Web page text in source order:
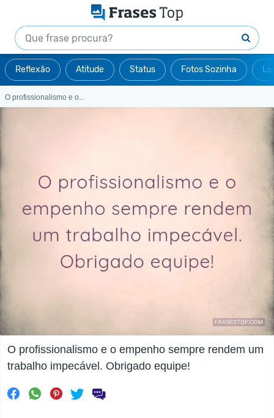
Reflexão Atitude Status Fotos Sozinha
O profissionalismo e o...
O profissionalismo e o empenho sempre rendem um
trabalho impecável. Obrigado equipe!